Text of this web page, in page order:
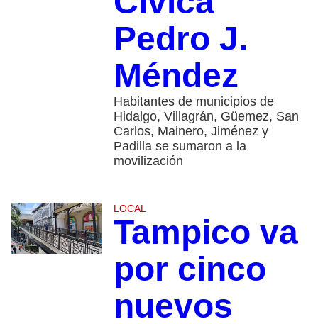
Pedro J.
Méndez
Habitantes de municipios de
Hidalgo, Villagrán, Güemez, San
Carlos, Mainero, Jiménez y
Padilla se sumaron a la
movilización
LOCAL
Tampico va
por cinco
nuevos